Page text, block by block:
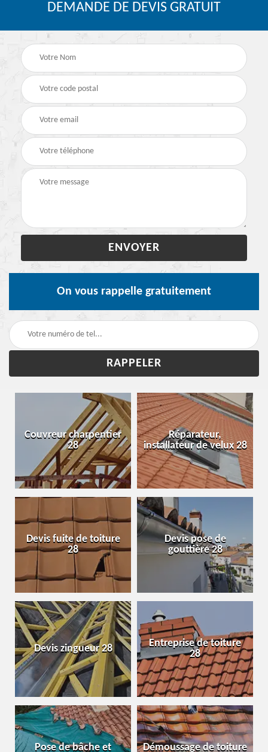
DEMANDE DE DEVIS GRATUIT
On vous rappelle gratuitement
Couvreur charpentier
28
Réparateur,
installateur de velux 28
Devis fuite de toiture
28
Devis pose de
gouttière 28
Devis zingueur 28
Entreprise de toiture
28
Pose de bâche et
Démoussage de toiture